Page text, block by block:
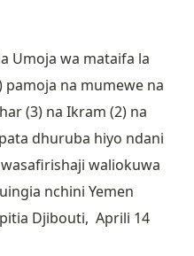
Umoja wa mataifa la
pamoja na mumewe na
(3) na Ikram (2) na
dhuruba hiyo ndani
waliokuwa
nchini Yemen
Djibouti, Aprili 14